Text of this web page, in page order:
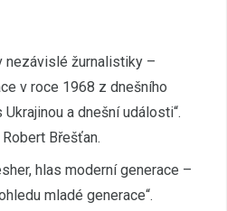
nezávislé žurnalistiky –
v roce 1968 z dnešního
a dnešní události“.
Břešťan.
hlas moderní generace –
mladé generace“.